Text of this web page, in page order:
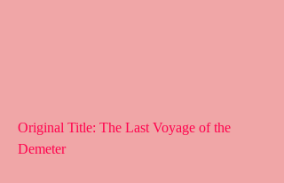
Original Title: The Last Voyage of the
Demeter